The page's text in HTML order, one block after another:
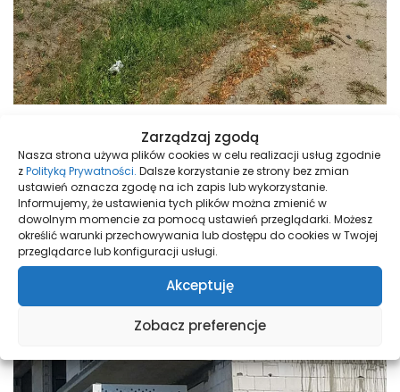
Zarządzaj zgodą
Nasza strona używa plików cookies w celu realizacji usług zgodnie
zPolityką Prywatności. Dalsze korzystanie ze strony bez zmian
ustawień oznacza zgodę na ich zapis lub wykorzystanie.
Informujemy, że ustawienia tych plików można zmienić w
dowolnym momencie za pomocą ustawień przeglądarki. Możesz
określić warunki przechowywania lub dostępu do cookies w Twojej
przeglądarce lub konfiguracji usługi.
Akceptuję
Zobacz preferencje